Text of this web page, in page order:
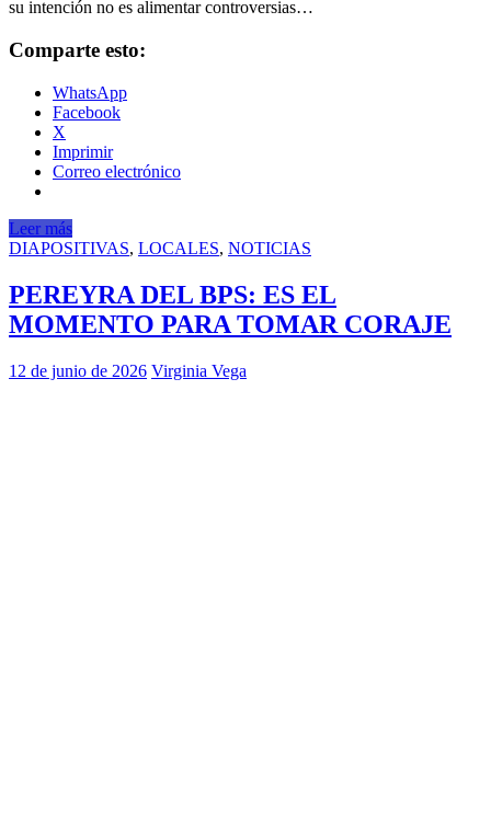
su intención no es alimentar controversias…
Comparte esto:
WhatsApp
Facebook
X
Imprimir
Correo electrónico
Leer más
DIAPOSITIVAS, LOCALES, NOTICIAS
PEREYRA DEL BPS: ES EL
MOMENTO PARA TOMAR CORAJE
12 de junio de 2026 Virginia Vega